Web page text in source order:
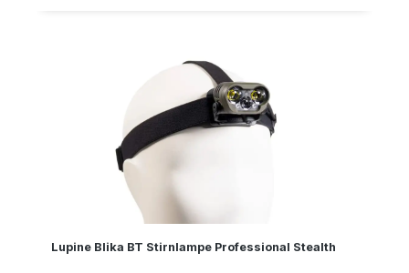
Lupine Blika BT Stirnlampe Professional Stealth